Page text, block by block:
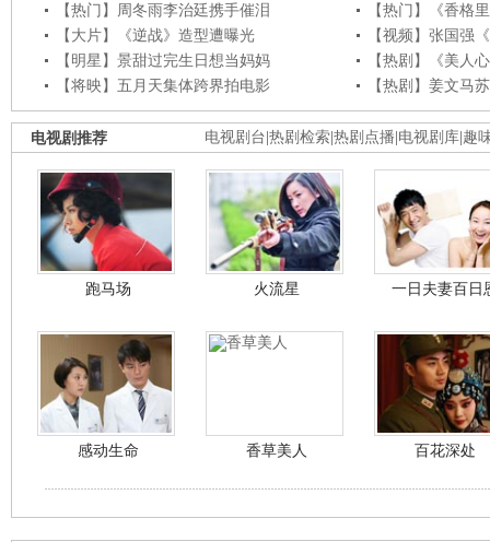
【热门】周冬雨李治廷携手催泪
【热门】《香格
【大片】《逆战》造型遭曝光
【视频】张国强
【明星】景甜过完生日想当妈妈
【热剧】《美人
【将映】五月天集体跨界拍电影
【热剧】姜文马
电视剧台 热剧检索 热剧点播 电视剧库 趣
电视剧推荐
跑马场 火流星 一日夫妻百日
感动生命 香草美人 百花深处